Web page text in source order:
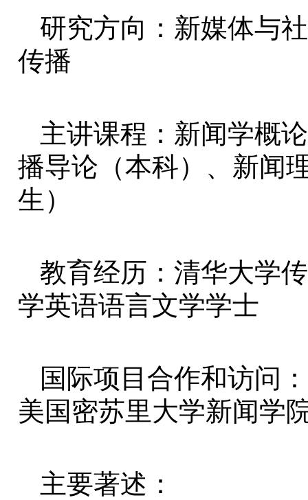
研究方向：新媒体与
传播
主讲课程：新闻学概
播导论（本科）、新闻
生）
教育经历：清华大学
学英语语言文学学士
国际项目合作和访问
美国密苏里大学新闻学
主要著述：